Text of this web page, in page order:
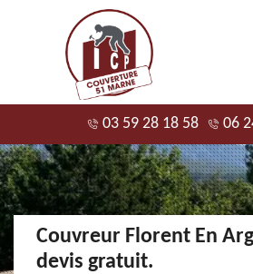
03 59 28 18 58 06
Couvreur Florent En
devis gratuit.